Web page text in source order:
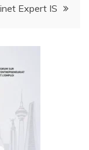
Expert IS